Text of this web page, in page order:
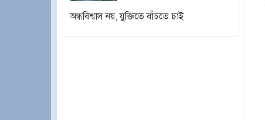
অন্ধবিশ্বাস নয়, যুক্তিতে বাঁচতে চাই